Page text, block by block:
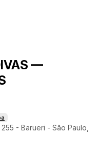
—
- Barueri - São Paulo,